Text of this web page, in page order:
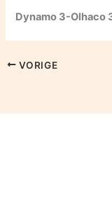
Dynamo 3-Olhaco
VORIGE